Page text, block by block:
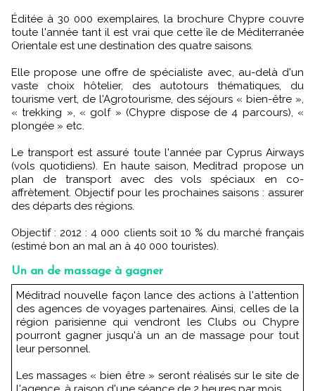
Éditée à 30 000 exemplaires, la brochure Chypre couvre
toute l'année tant il est vrai que cette île de Méditerranée
Orientale est une destination des quatre saisons.
Elle propose une offre de spécialiste avec, au-delà d'un
vaste choix hôtelier, des autotours thématiques, du
tourisme vert, de l'Agrotourisme, des séjours « bien-être »,
« trekking », « golf » (Chypre dispose de 4 parcours), «
plongée » etc.
Le transport est assuré toute l'année par Cyprus Airways
(vols quotidiens). En haute saison, Meditrad propose un
plan de transport avec des vols spéciaux en co-
affrètement. Objectif pour les prochaines saisons : assurer
des départs des régions.
Objectif : 2012 : 4 000 clients soit 10 % du marché français
(estimé bon an mal an à 40 000 touristes).
Un an de massage à gagner
Méditrad nouvelle façon lance des actions à l'attention
des agences de voyages partenaires. Ainsi, celles de la
région parisienne qui vendront les Clubs ou Chypre
pourront gagner jusqu'à un an de massage pour tout
leur personnel.
Les massages « bien être » seront réalisés sur le site de